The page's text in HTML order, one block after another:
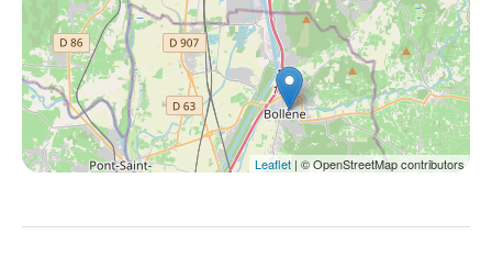
Leaflet | © OpenStreetMap contributors